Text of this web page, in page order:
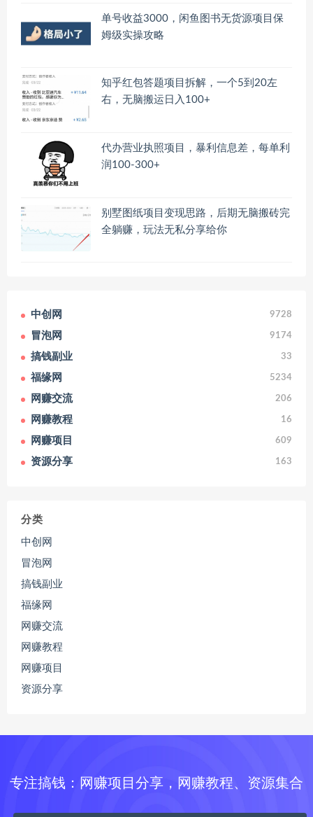
单号收益3000，闲鱼图书无货源项目保
姆级实操攻略
知乎红包答题项目拆解，一个5到20左
右，无脑搬运日入100+
代办营业执照项目，暴利信息差，每单利
润100-300+
别墅图纸项目变现思路，后期无脑搬砖完
全躺赚，玩法无私分享给你
中创网 9728
冒泡网 9174
搞钱副业 33
福缘网 5234
网赚交流 206
网赚教程 16
网赚项目 609
资源分享 163
分类
中创网
冒泡网
搞钱副业
福缘网
网赚交流
网赚教程
网赚项目
资源分享
专注搞钱：网赚项目分享，网赚教程、资源集合